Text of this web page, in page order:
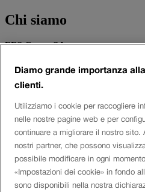
Chi siamo
FFS Cargo SA
trasportiamo 175 000 tonnellate al
riduciamo così l’onere sulle strade
giorno e sull’ambiente di 432 000
Social Media
Twitter
Facebook
Youtube
Instagram
LinkedIn
Diamo grande importanza
clienti.
Utilizziamo i cookie per raccogliere
nelle nostre pagine web e per
continuare a migliorare il nostro sito.
nostri partner, che possono
possibile modificare in ogni
«Impostazioni dei cookie» in fondo
sono disponibili nella nostra